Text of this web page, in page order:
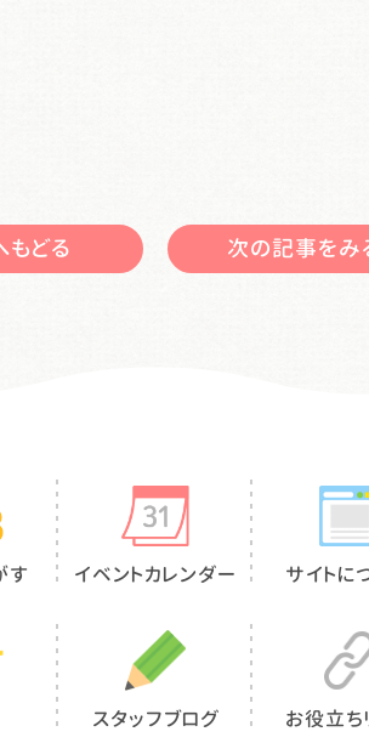
もどる 次の記事をみ
す イベントカレンダー サイトに
スタッフブログ お役立ち